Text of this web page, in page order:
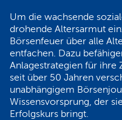
Um die wachsende
drohende Altersarmut
Börsenfeuer über alle
entfachen. Dazu
Anlagestrategien für
seit über 50 Jahren
unabhängigem
Wissensvorsprung, der
Erfolgskurs bringt.